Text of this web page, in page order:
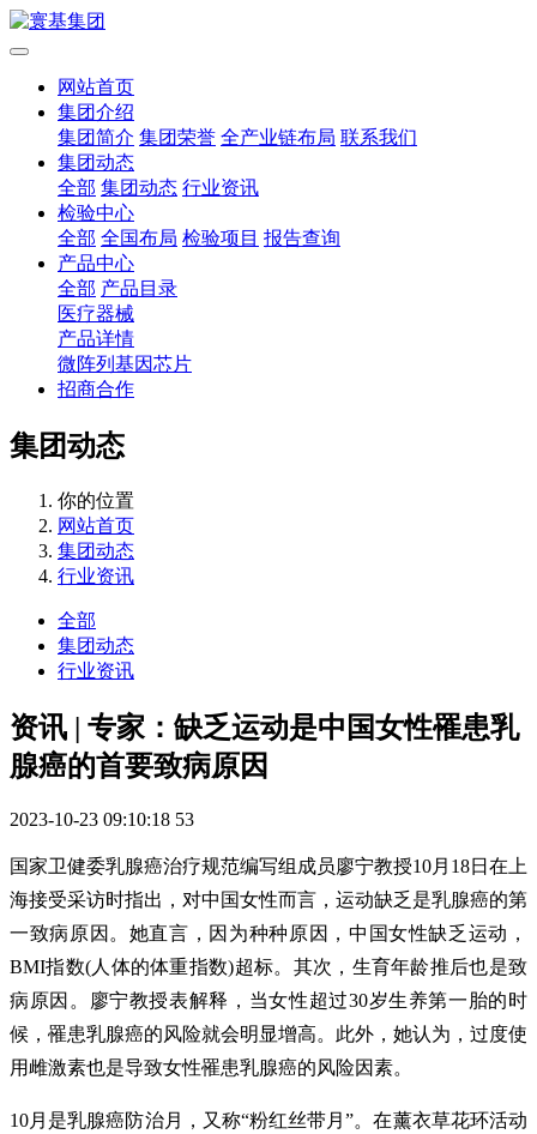
网站首页
集团介绍
集团简介 集团荣誉 全产业链布局 联系我们
集团动态
全部 集团动态 行业资讯
检验中心
全部 全国布局 检验项目 报告查询
产品中心
全部 产品目录
医疗器械
产品详情
微阵列基因芯片
招商合作
集团动态
你的位置
网站首页
集团动态
行业资讯
全部
集团动态
行业资讯
资讯 | 专家：缺乏运动是中国女性罹患乳
腺癌的首要致病原因
2023-10-23 09:10:18 53
国家卫健委乳腺癌治疗规范编写组成员廖宁教授10月18日在上
海接受采访时指出，对中国女性而言，运动缺乏是乳腺癌的第
一致病原因。她直言，因为种种原因，中国女性缺乏运动，
BMI指数(人体的体重指数)超标。其次，生育年龄推后也是致
病原因。廖宁教授表解释，当女性超过30岁生养第一胎的时
候，罹患乳腺癌的风险就会明显增高。此外，她认为，过度使
用雌激素也是导致女性罹患乳腺癌的风险因素。
10月是乳腺癌防治月，又称“粉红丝带月”。在薰衣草花环活动